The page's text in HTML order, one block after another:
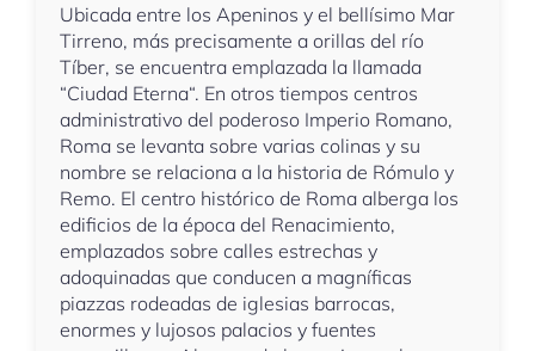
Ubicada entre los Apeninos y el bellísimo Mar
Tirreno, más precisamente a orillas del río
Tíber, se encuentra emplazada la llamada
“Ciudad Eterna“. En otros tiempos centros
administrativo del poderoso Imperio Romano,
Roma se levanta sobre varias colinas y su
nombre se relaciona a la historia de Rómulo y
Remo. El centro histórico de Roma alberga los
edificios de la época del Renacimiento,
emplazados sobre calles estrechas y
adoquinadas que conducen a magníficas
piazzas rodeadas de iglesias barrocas,
enormes y lujosos palacios y fuentes